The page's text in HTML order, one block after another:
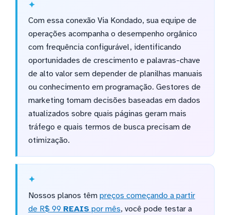
Com essa conexão Via Kondado, sua equipe de
operações acompanha o desempenho orgânico
com frequência configurável, identificando
oportunidades de crescimento e palavras-chave
de alto valor sem depender de planilhas manuais
ou conhecimento em programação. Gestores de
marketing tomam decisões baseadas em dados
atualizados sobre quais páginas geram mais
tráfego e quais termos de busca precisam de
otimização.
Nossos planos têm preços começando a partir
de R$ 99 REAIS por mês, você pode testar a